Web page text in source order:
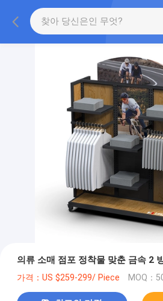
의류 소매 점포 정착물 맞춘 금속 2
가격：US $259-299/ Piece MOQ：